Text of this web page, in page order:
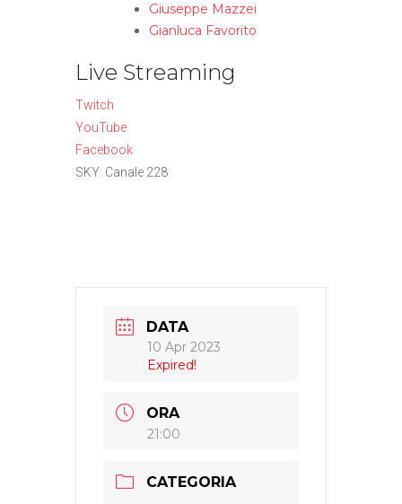
Giuseppe Mazzei
Gianluca Favorito
Live Streaming
Twitch
YouTube
Facebook
SKY: Canale 228
DATA
10 Apr 2023
Expired!
ORA
21:00
CATEGORIA